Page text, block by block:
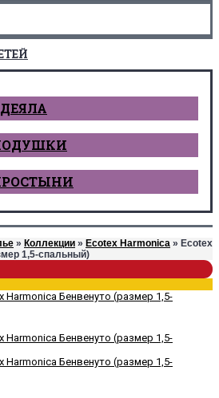
» Коллекции » Ecotex Harmonica » Ecotex
1,5-спальный)